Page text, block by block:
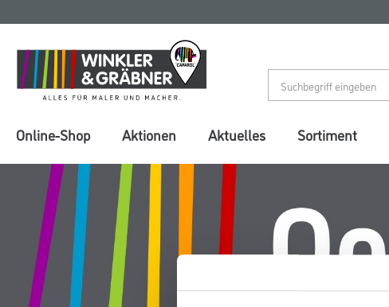
springen
springen
Online-Shop Aktionen Aktuelles Sortiment